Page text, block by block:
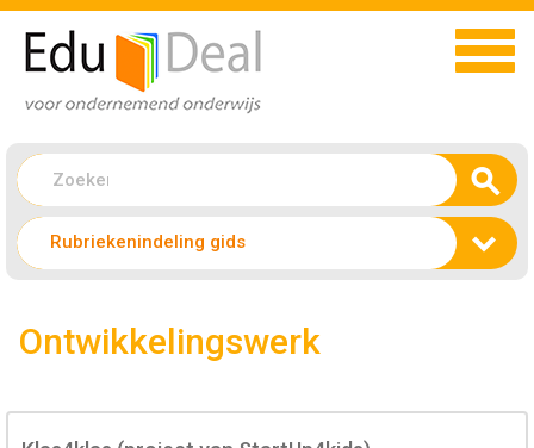
Rubriekenindeling gids
Ontwikkelingswerk